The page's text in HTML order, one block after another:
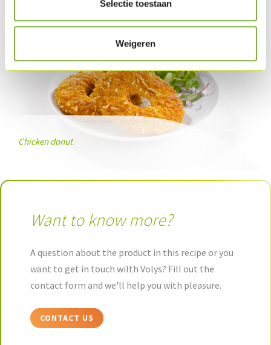
Selectie toestaan
Weigeren
Chicken donut
Want to know more?
A question about the product in this recipe or you
want to get in touch wilth Volys? Fill out the
contact form and we'll help you with pleasure.
CONTACT US